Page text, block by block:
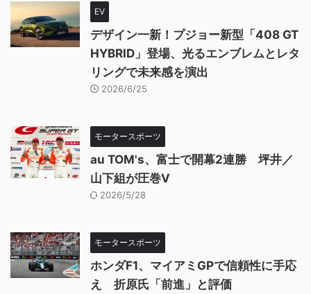
EV
デザイン一新！プジョー新型「408 GT
HYBRID」登場、光るエンブレムとレタ
リングで未来感を演出
2026/6/25
モータースポーツ
au TOM's、富士で開幕2連勝 坪井／
山下組が圧巻V
2026/5/28
モータースポーツ
ホンダF1、マイアミGPで信頼性に手応
え 折原氏「前進」と評価